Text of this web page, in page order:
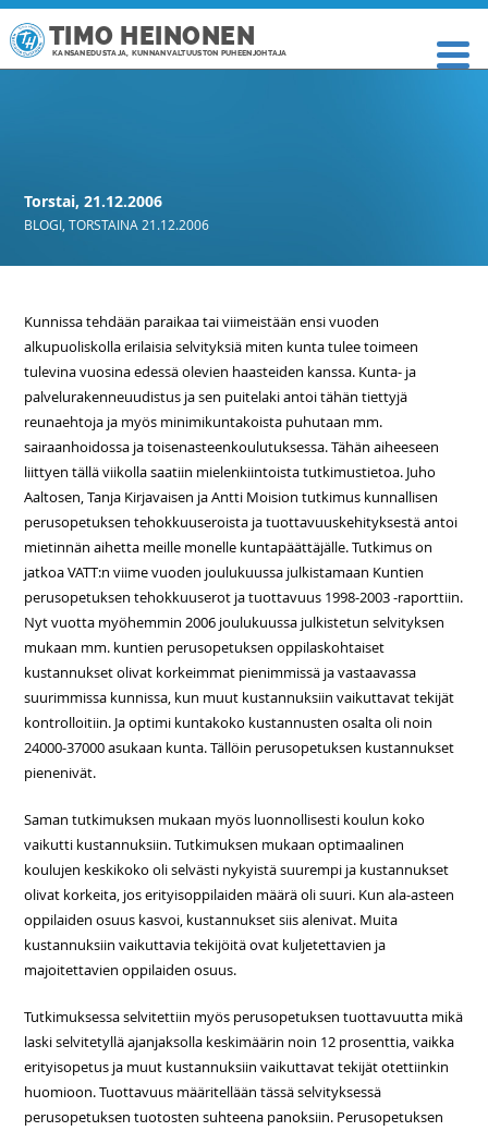
TIMO HEINONEN
KANSANEDUSTAJA, KUNNANVALTUUSTON PUHEENJOHTAJA
Torstai, 21.12.2006
BLOGI ,TORSTAINA 21.12.2006
Kunnissa tehdään paraikaa tai viimeistään ensi vuoden
alkupuoliskolla erilaisia selvityksiä miten kunta tulee toimeen
tulevina vuosina edessä olevien haasteiden kanssa. Kunta- ja
palvelurakenneuudistus ja sen puitelaki antoi tähän tiettyjä
reunaehtoja ja myös minimikuntakoista puhutaan mm.
sairaanhoidossa ja toisenasteenkoulutuksessa. Tähän aiheeseen
liittyen tällä viikolla saatiin mielenkiintoista tutkimustietoa. Juho
Aaltosen, Tanja Kirjavaisen ja Antti Moision tutkimus kunnallisen
perusopetuksen tehokkuuseroista ja tuottavuuskehityksestä antoi
mietinnän aihetta meille monelle kuntapäättäjälle. Tutkimus on
jatkoa VATT:n viime vuoden joulukuussa julkistamaan Kuntien
perusopetuksen tehokkuuserot ja tuottavuus 1998-2003 -raporttiin.
Nyt vuotta myöhemmin 2006 joulukuussa julkistetun selvityksen
mukaan mm. kuntien perusopetuksen oppilaskohtaiset
kustannukset olivat korkeimmat pienimmissä ja vastaavassa
suurimmissa kunnissa, kun muut kustannuksiin vaikuttavat tekijät
kontrolloitiin. Ja optimi kuntakoko kustannusten osalta oli noin
24000-37000 asukaan kunta. Tällöin perusopetuksen kustannukset
pienenivät.
Saman tutkimuksen mukaan myös luonnollisesti koulun koko
vaikutti kustannuksiin. Tutkimuksen mukaan optimaalinen
koulujen keskikoko oli selvästi nykyistä suurempi ja kustannukset
olivat korkeita, jos erityisoppilaiden määrä oli suuri. Kun ala-asteen
oppilaiden osuus kasvoi, kustannukset siis alenivat. Muita
kustannuksiin vaikuttavia tekijöitä ovat kuljetettavien ja
majoitettavien oppilaiden osuus.
Tutkimuksessa selvitettiin myös perusopetuksen tuottavuutta mikä
laski selvitetyllä ajanjaksolla keskimäärin noin 12 prosenttia, vaikka
erityisopetus ja muut kustannuksiin vaikuttavat tekijät otettiinkin
huomioon. Tuottavuus määritellään tässä selvityksessä
perusopetuksen tuotosten suhteena panoksiin. Perusopetuksen